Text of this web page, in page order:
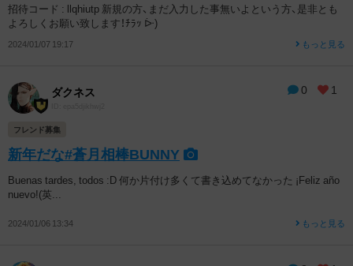
招待コード : llqhiutp 新規の方、まだ入力した事無いよという方、是非とも
よろしくお願い致します！ﾁﾗｯ ᐕ)
2024/01/07 19:17 もっと見る
0 1
ダクネス
フレンド募集
新年だな#蒼月相棒BUNNY
Buenas tardes, todos :D 何か片付け多くて書き込めてなかった ¡Feliz año
nuevo!(英...
2024/01/06 13:34 もっと見る